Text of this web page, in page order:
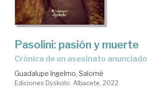
Pasolini: pasión y muerte
Crónica de un asesinato anunciado
Guadalupe Ingelmo, Salomé
Ediciones Dyskolo. Albacete, 2022